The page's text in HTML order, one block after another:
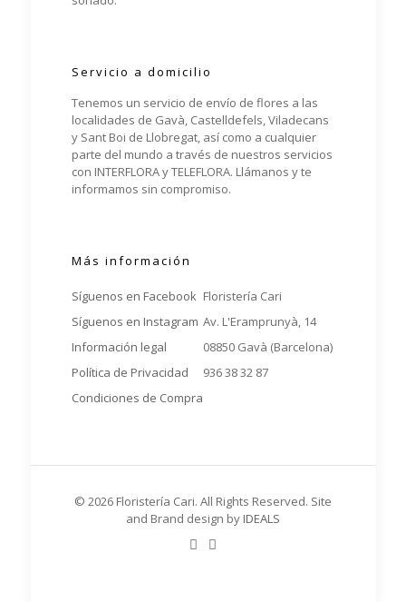
Servicio a domicilio
Tenemos un servicio de envío de flores a las
localidades de Gavà, Castelldefels, Viladecans
y Sant Boi de Llobregat, así como a cualquier
parte del mundo a través de nuestros servicios
con INTERFLORA y TELEFLORA. Llámanos y te
informamos sin compromiso.
Más información
Síguenos en Facebook
Síguenos en Instagram
Información legal
Política de Privacidad
Condiciones de Compra
Floristería Cari
Av. L'Eramprunyà, 14
08850 Gavà (Barcelona)
936 38 32 87
© 2026 Floristería Cari. All Rights Reserved. Site
and Brand design by IDEALS